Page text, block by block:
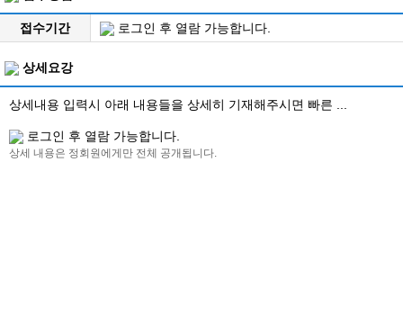
접수기간 로그인 후 열람 가능합니다.
상세요강
상세내용 입력시 아래 내용들을 상세히 기재해주시면 빠른 ...
로그인 후 열람 가능합니다.
상세 내용은 정회원에게만 전체 공개됩니다.